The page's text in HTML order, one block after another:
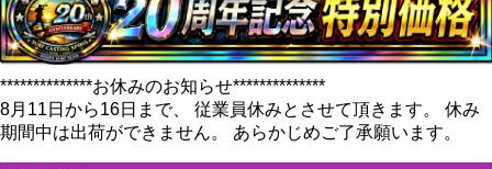
**************お休みのお知らせ**************
8月11日から16日まで、 従業員休みとさせて頂きます。 休み
期間中は出荷ができません。 あらかじめご了承願います。